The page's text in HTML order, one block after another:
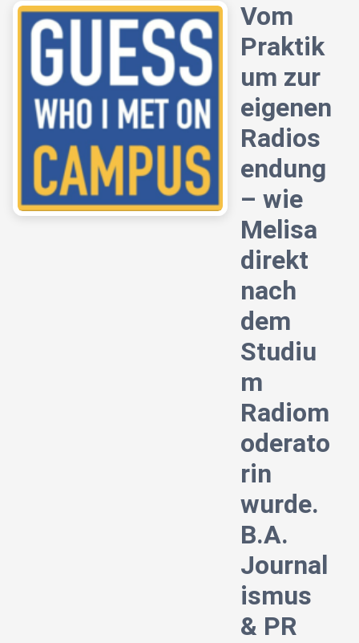
Vom
Praktik
um zur
eigenen
Radios
endung
– wie
Melisa
direkt
nach
dem
Studiu
m
Radiom
oderato
rin
wurde.
B.A.
Journal
ismus
& PR